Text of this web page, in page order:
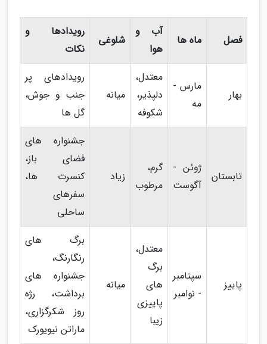
فصل ماه ها
آب و
هوا
شلوغی
رویدادها و
نکات
بهار
مارس -
مه
معتدل،
دلپذیر،
شکوفه
میانه
رویدادهای پر
جنب و جوش،
گل ها
تابستان
ژوئن -
آگوست
گرم،
مرطوب
زیاد
جشنواره های
فضای باز،
کنسرت ها،
سفرهای
ساحلی
پاییز
سپتامبر
- نوامبر
معتدل،
برگ
های
پاییزی
زیبا
میانه
برگ های
رنگارنگ،
جشنواره های
برداشت، رژه
روز شکرگزاری،
ماراتن نیویورک